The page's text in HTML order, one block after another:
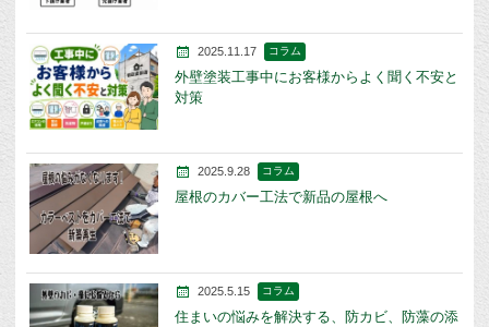
2025.11.17 コラム
外壁塗装工事中にお客様からよく聞く不安と
対策
2025.9.28 コラム
屋根のカバー工法で新品の屋根へ
2025.5.15 コラム
住まいの悩みを解決する、防カビ、防藻の添